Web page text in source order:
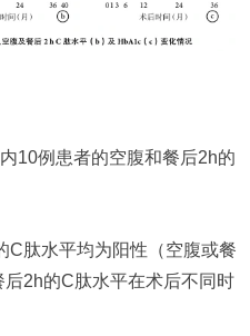
10例患者的空腹和餐后2h的
C肽水平均为阳性（空腹或餐
2h的C肽水平在术后不同时